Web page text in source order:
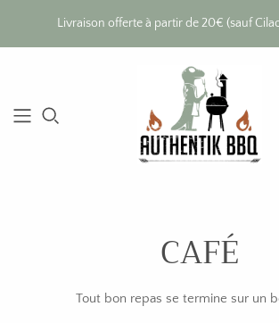
Livraison offerte à partir de 20€ (sauf
CAFÉ
Tout bon repas se termine sur un